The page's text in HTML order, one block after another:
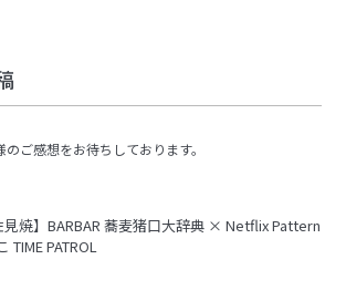
ご感想をお待ちしております。
見焼】BARBAR 蕎麦猪口大辞典 × Netflix Pattern
TIME PATROL